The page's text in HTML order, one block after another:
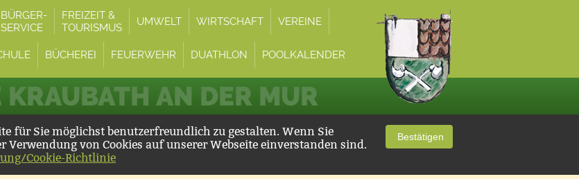
BÜRGER-
SERVICE
FREIZEIT &
TOURISMUS
UMWELT WIRTSCHAFT VEREINE
BÜCHEREI FEUERWEHR DUATHLON POOLKALENDER
AN DER MUR
für Sie möglichst benutzerfreundlich zu gestalten. Wenn Sie
von Cookies auf unserer Webseite einverstanden sind.
Cookie-Richtlinie
Bestätigen